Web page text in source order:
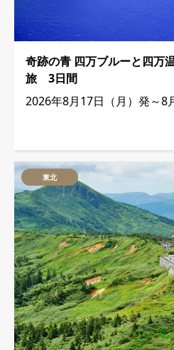
奇跡の青 四万ブルーと四万
旅 3日間
2026年8月17日（月）発～8
東北